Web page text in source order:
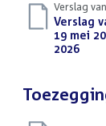
Verslag
bestand:
Verslag
19 mei
2026